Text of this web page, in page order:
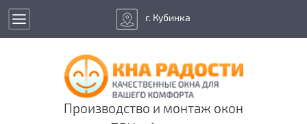
г. Кубинка
Производство и монтаж окон